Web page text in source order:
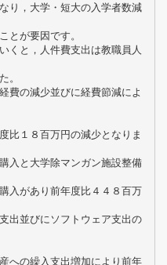
り，大学・短大の入学者数減
とが要因です。
くと，人件費支出は教職員人
。
費の減少並びに経費節減によ
比１８百万円の減少となりま
入と大学除マンガン施設整備
入があり前年度比４４８百万
出並びにソフトウェア支出の
への繰入支出増加により前年